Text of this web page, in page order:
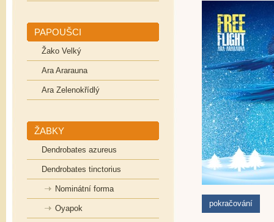
PAPOUŠCI
Žako Velký
Ara Ararauna
Ara Zelenokřídlý
ŽABKY
Dendrobates azureus
Dendrobates tinctorius
Nominátní forma
Oyapok pokračování